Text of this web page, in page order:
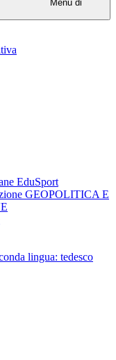
Menu di
EduSport
GEOPOLITICA E
lingua: tedesco